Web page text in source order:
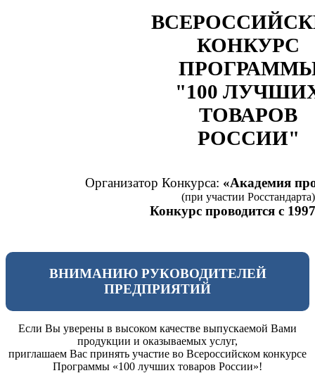
КОНКУРС
"100
ТОВАРОВ
РОССИИ"
Организатор Конкурса: «Академия
(при участии Росстандарта)
Конкурс проводится с
ВНИМАНИЮ РУКОВОДИТЕЛЕЙ
ПРЕДПРИЯТИЙ
Если Вы уверены в высоком качестве выпускаемой Вами
продукции и оказываемых услуг,
приглашаем Вас принять участие во Всероссийском конкурсе
Программы «100 лучших товаров России»!